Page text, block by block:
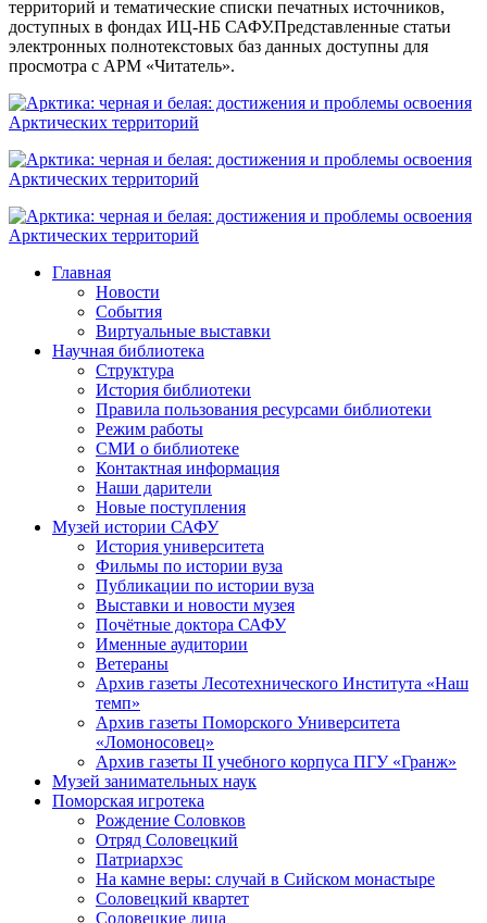
территорий и тематические списки печатных источников,
доступных в фондах ИЦ-НБ САФУ.Представленные статьи
электронных полнотекстовых баз данных доступны для
просмотра с АРМ «Читатель».
Главная
Новости
События
Виртуальные выставки
Научная библиотека
Структура
История библиотеки
Правила пользования ресурсами библиотеки
Режим работы
СМИ о библиотеке
Контактная информация
Наши дарители
Новые поступления
Музей истории САФУ
История университета
Фильмы по истории вуза
Публикации по истории вуза
Выставки и новости музея
Почётные доктора САФУ
Именные аудитории
Ветераны
Архив газеты Лесотехнического Института «Наш
темп»
Архив газеты Поморского Университета
«Ломоносовец»
Архив газеты II учебного корпуса ПГУ «Гранж»
Музей занимательных наук
Поморская игротека
Рождение Соловков
Отряд Соловецкий
Патриархэс
На камне веры: случай в Сийском монастыре
Соловецкий квартет
Соловецкие лица